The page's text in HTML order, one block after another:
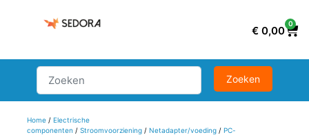
€ 0,00
0
Home/ Electrische
componenten / Stroomvoorziening/ Netadapter/voeding/ PC-